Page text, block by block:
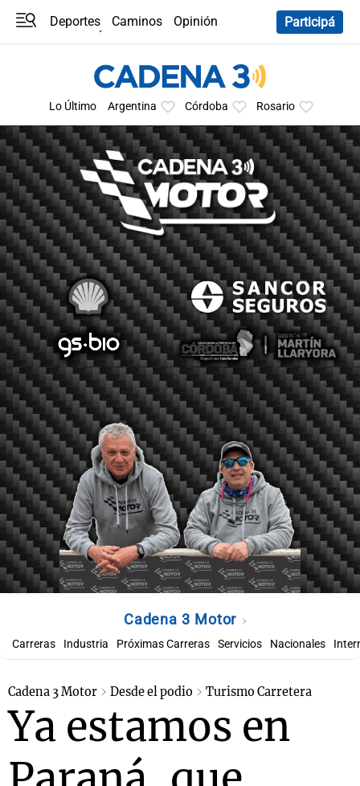
Deportes Caminos
Opinión
Participá
Lo Último Argentina Córdoba Rosario
Cadena 3 Motor
Carreras Industria Próximas Carreras Servicios Nacionales
Cadena 3 Motor Desde el podio Turismo Carretera
Ya estamos en